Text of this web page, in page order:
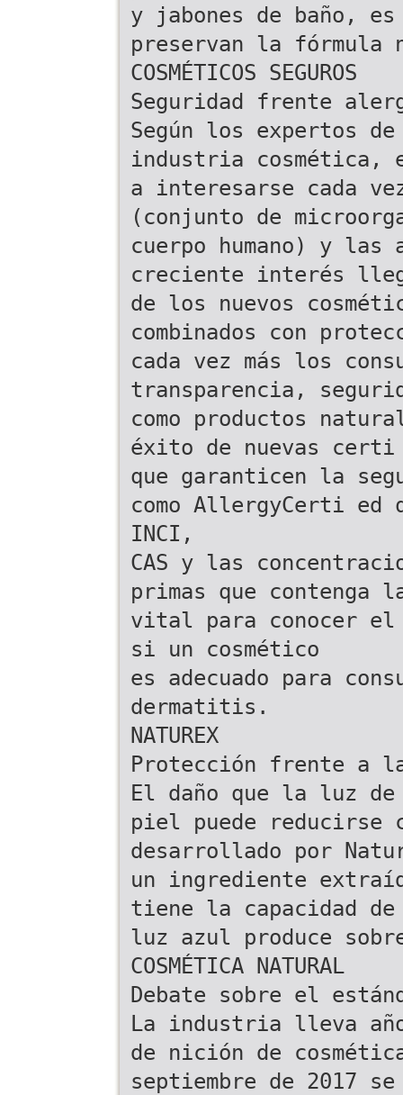
y jabones de baño,
preservan la
COSMÉTICOS SEGUROS
Seguridad frente
Según los expertos
industria cosmética,
a interesarse cada
(conjunto de
cuerpo humano) y
creciente interés
de los nuevos
combinados con
cada vez más los
transparencia,
como productos
éxito de nuevas certi
que garanticen la
como AllergyCerti ed
INCI,
CAS y las
primas que contenga
vital para conocer
si un cosmético
es adecuado para
dermatitis.
NATUREX
Protección frente a
El daño que la luz
piel puede reducirse
desarrollado por
un ingrediente
tiene la capacidad
luz azul produce
COSMÉTICA NATURAL
Debate sobre el
La industria lleva
de nición de
septiembre de 2017